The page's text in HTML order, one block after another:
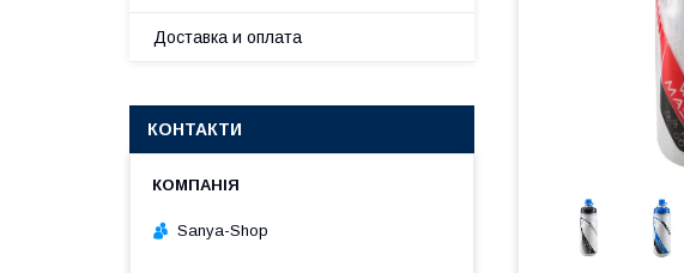
Доставка и оплата
КОНТАКТИ
Sanya-Shop